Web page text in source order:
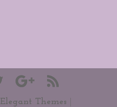
Elegant Themes